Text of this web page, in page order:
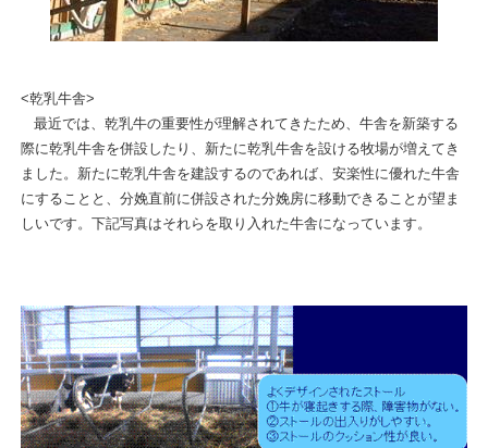
<乾乳牛舎>
最近では、乾乳牛の重要性が理解されてきたため、牛舎を新築する
際に乾乳牛舎を併設したり、新たに乾乳牛舎を設ける牧場が増えてき
ました。新たに乾乳牛舎を建設するのであれば、安楽性に優れた牛舎
にすることと、分娩直前に併設された分娩房に移動できることが望ま
しいです。下記写真はそれらを取り入れた牛舎になっています。